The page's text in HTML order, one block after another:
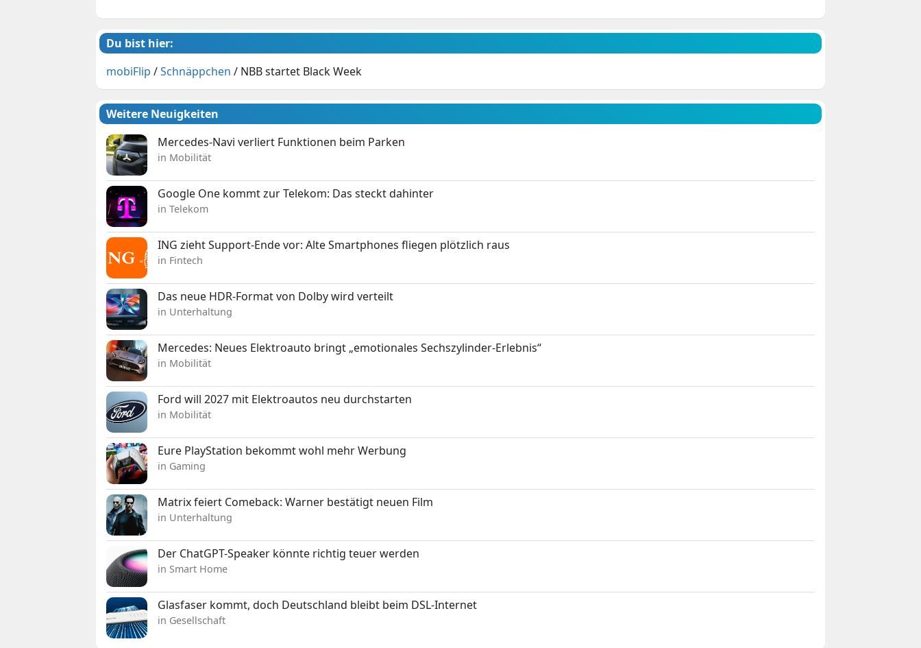
Du bist hier:
mobiFlip /Schnäppchen / NBB startet Black Week
Weitere Neuigkeiten
Mercedes-Navi verliert Funktionen beim Parken
in Mobilität
Google One kommt zur Telekom: Das steckt dahinter
in Telekom
ING zieht Support-Ende vor: Alte Smartphones fliegen plötzlich raus
in Fintech
Das neue HDR-Format von Dolby wird verteilt
in Unterhaltung
Mercedes: Neues Elektroauto bringt „emotionales Sechszylinder-Erlebnis“
in Mobilität
Ford will 2027 mit Elektroautos neu durchstarten
in Mobilität
Eure PlayStation bekommt wohl mehr Werbung
in Gaming
Matrix feiert Comeback: Warner bestätigt neuen Film
in Unterhaltung
Der ChatGPT-Speaker könnte richtig teuer werden
in Smart Home
Glasfaser kommt, doch Deutschland bleibt beim DSL-Internet
in Gesellschaft